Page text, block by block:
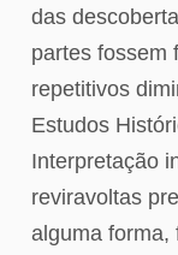
das
partes fossem
repetitivos
Estudos
Interpretação
reviravoltas
alguma forma,